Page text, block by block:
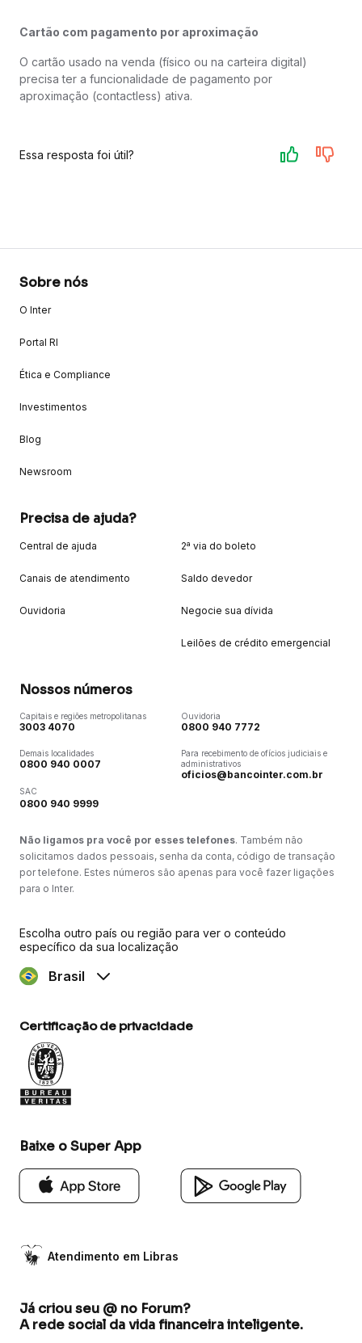
Cartão com pagamento por aproximação
O cartão usado na venda (físico ou na carteira digital)
precisa ter a funcionalidade de pagamento por
aproximação (contactless) ativa.
Essa resposta foi útil?
Sobre nós
O Inter
Portal RI
Ética e Compliance
Investimentos
Blog
Newsroom
Precisa de ajuda?
Central de ajuda
Canais de atendimento
Ouvidoria
2ª via do boleto
Saldo devedor
Negocie sua dívida
Leilões de crédito emergencial
Nossos números
Capitais e regiões metropolitanas
3003 4070
Demais localidades
0800 940 0007
SAC
0800 940 9999
Ouvidoria
0800 940 7772
Para recebimento de ofícios judiciais e
administrativos
oficios@bancointer.com.br
Não ligamos pra você por esses telefones. Também não
solicitamos dados pessoais, senha da conta, código de transação
por telefone. Estes números são apenas para você fazer ligações
para o Inter.
Escolha outro país ou região para ver o conteúdo
específico da sua localização
Brasil
Certificação de privacidade
Baixe o Super App
Atendimento em Libras
Já criou seu @ no Forum?
A rede social da vida financeira inteligente.